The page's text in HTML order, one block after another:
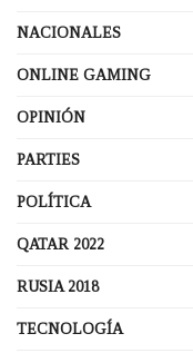
NACIONALES
ONLINE GAMING
OPINIÓN
PARTIES
POLÍTICA
QATAR 2022
RUSIA 2018
TECNOLOGÍA